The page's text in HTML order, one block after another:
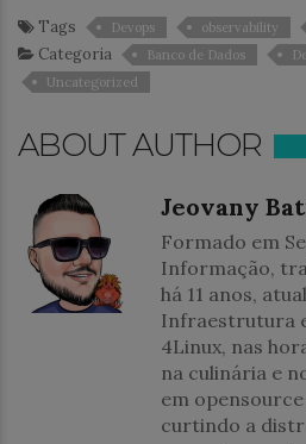
Tags Devops observability
Categoria Banco de Dados
Uncategorized
ABOUT AUTHOR
Jeovany
Formado em
Informação,
há 11 anos,
Infraestrutura
4Linux, nas
na culinária e
em
curtindo a